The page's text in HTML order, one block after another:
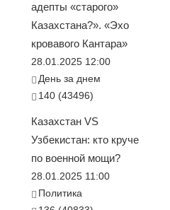
адепты «старого»
Казахстана?». «Эхо
кровавого Кантара»
28.01.2025 12:00
День за днем
140 (43496)
Казахстан VS
Узбекистан: кто круче
по военной мощи?
28.01.2025 11:00
Политика